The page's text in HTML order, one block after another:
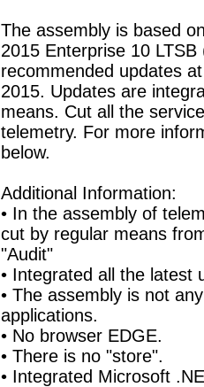
The assembly is based
2015 Enterprise 10
recommended updates
2015. Updates are
means. Cut all the
telemetry. For more
below.
Additional Information:
• In the assembly of
cut by regular means
"Audit"
• Integrated all the latest
• The assembly is not
applications.
• No browser EDGE.
• There is no "store".
• Integrated Microsoft